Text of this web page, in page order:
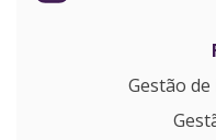
Gestão